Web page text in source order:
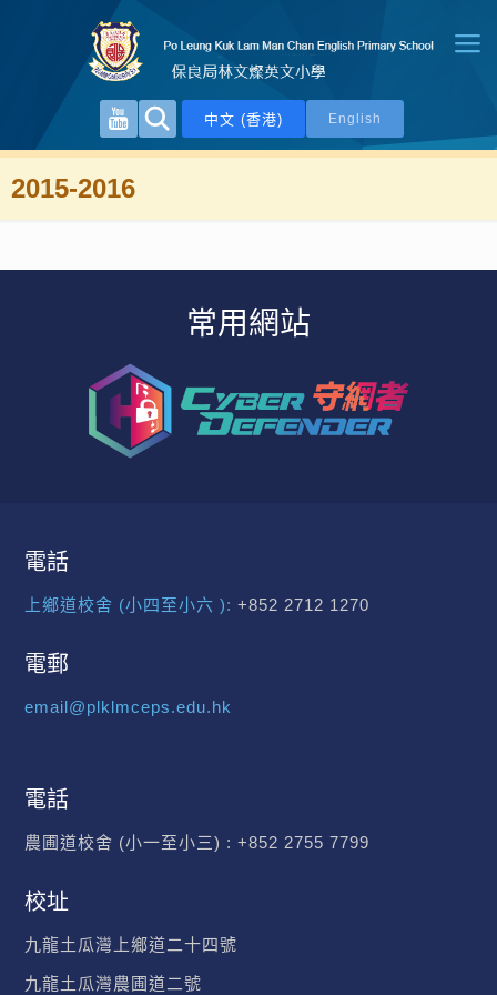
中文 (香港) English
2015-2016
常用網站
電話
上鄉道校舍 (小四至小六 ): +852 2712 1270
電郵
email@plklmceps.edu.hk
電話
農圃道校舍 (小一至小三) : +852 2755 7799
校址
九龍土瓜灣上鄉道二十四號
九龍土瓜灣農圃道二號